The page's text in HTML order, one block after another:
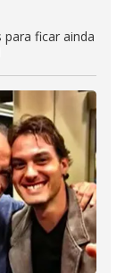
ficar ainda